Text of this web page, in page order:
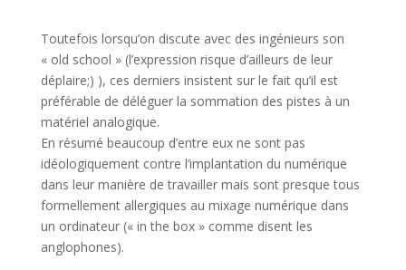
Toutefois lorsqu’on discute avec des ingénieurs son
« old school » (l’expression risque d’ailleurs de leur
déplaire;) ), ces derniers insistent sur le fait qu’il est
préférable de déléguer la sommation des pistes à un
matériel analogique.
En résumé beaucoup d’entre eux ne sont pas
idéologiquement contre l’implantation du numérique
dans leur manière de travailler mais sont presque tous
formellement allergiques au mixage numérique dans
un ordinateur (« in the box » comme disent les
anglophones).